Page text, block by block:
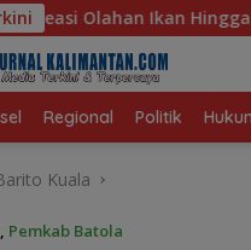
Nasional Pada Lomba
Regional Politik
Kuala
, Pemkab Batola